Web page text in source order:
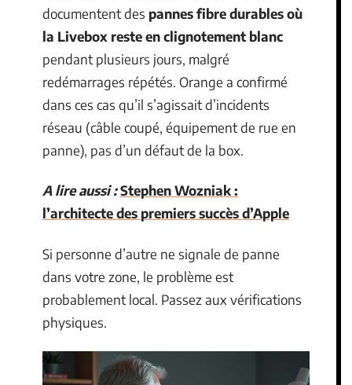
documentent des pannes fibre durables où
la Livebox reste en clignotement blanc
pendant plusieurs jours, malgré
redémarrages répétés. Orange a confirmé
dans ces cas qu’il s’agissait d’incidents
réseau (câble coupé, équipement de rue en
panne), pas d’un défaut de la box.
A lire aussi :Stephen Wozniak :
l’architecte des premiers succès d’Apple
Si personne d’autre ne signale de panne
dans votre zone, le problème est
probablement local. Passez aux vérifications
physiques.